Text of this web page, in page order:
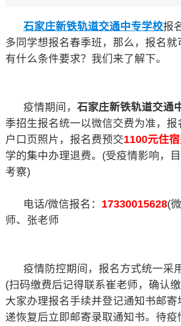
石家庄新铁轨道交通中专学校报
多同学想报名春季班，那么，报名就
有什么条件要求？我们来了解下。
疫情期间， 石家庄新铁轨道交通
季招生报名统一以微信交费为准，报
户口页照片，报名费预交1100元住
学的集中办理退费。(受疫情影响，
考察)
电话/微信报名： 17330015628(
师、张老师
疫情防控期间，报名方式统一采
(扫码缴费后记得联系崔老师，确认
大家办理报名手续并登记通知书邮寄
递恢复后立即邮寄录取通知书。待